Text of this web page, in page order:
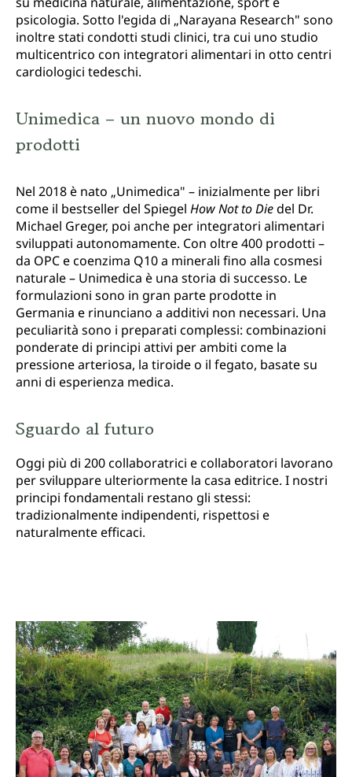
psicologia. Sotto l'egida di „Narayana Research" sono
inoltre stati condotti studi clinici, tra cui uno studio
multicentrico con integratori alimentari in otto centri
cardiologici tedeschi.
Unimedica – un nuovo mondo di
prodotti
Nel 2018 è nato „Unimedica" – inizialmente per libri
come il bestseller del Spiegel How Not to Diedel Dr.
Michael Greger, poi anche per integratori alimentari
sviluppati autonomamente. Con oltre 400 prodotti –
da OPC e coenzima Q10 a minerali fino alla cosmesi
naturale – Unimedica è una storia di successo. Le
formulazioni sono in gran parte prodotte in
Germania e rinunciano a additivi non necessari. Una
peculiarità sono i preparati complessi: combinazioni
ponderate di principi attivi per ambiti come la
pressione arteriosa, la tiroide o il fegato, basate su
anni di esperienza medica.
Sguardo al futuro
Oggi più di 200 collaboratrici e collaboratori lavorano
per sviluppare ulteriormente la casa editrice. I nostri
principi fondamentali restano gli stessi:
tradizionalmente indipendenti, rispettosi e
naturalmente efficaci.